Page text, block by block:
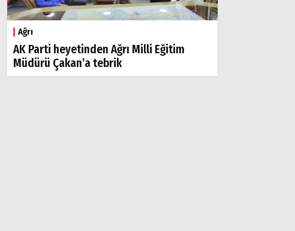
Ağrı
AK Parti heyetinden Ağrı Milli Eğitim
Müdürü Çakan’a tebrik